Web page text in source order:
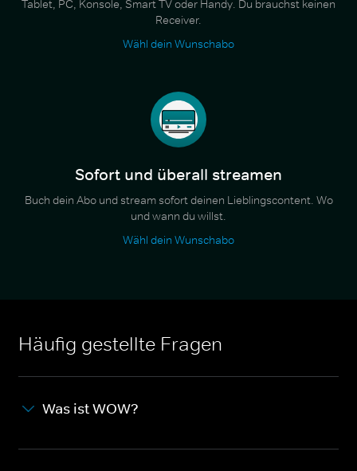
Tablet, PC, Konsole, Smart TV oder Handy. Du brauchst keinen
Receiver.
Wähl dein Wunschabo
Sofort und überall streamen
Buch dein Abo und stream sofort deinen Lieblingscontent. Wo
und wann du willst.
Wähl dein Wunschabo
Häufig gestellte Fragen
Was ist WOW?